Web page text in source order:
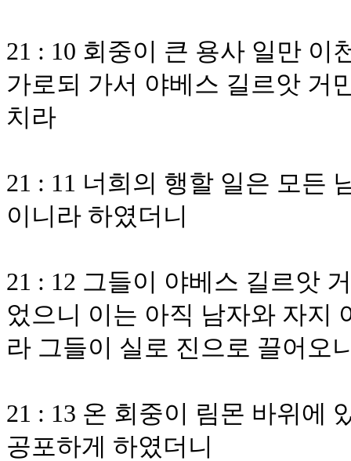
21 : 10 회중이 큰 용사 일만 이
가로되 가서 야베스 길르앗 거
치라
21 : 11 너희의 행할 일은 모든
이니라 하였더니
21 : 12 그들이 야베스 길르앗
었으니 이는 아직 남자와 자지
라 그들이 실로 진으로 끌어오
21 : 13 온 회중이 림몬 바위에
공포하게 하였더니